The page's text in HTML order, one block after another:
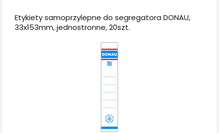
Etykiety samoprzylepne do segregatora DONAU,
33x153mm, jednostronne, 20szt.